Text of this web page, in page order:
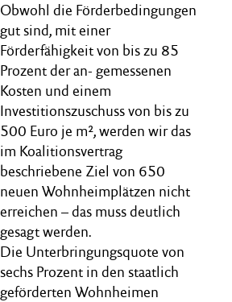
Obwohl die Förderbedingungen
gut sind, mit einer
Förderfähigkeit von bis zu 85
Prozent der an- gemessenen
Kosten und einem
Investitionszuschuss von bis zu
500 Euro je m², werden wir das
im Koalitionsvertrag
beschriebene Ziel von 650
neuen Wohnheimplätzen nicht
erreichen – das muss deutlich
gesagt werden.
Die Unterbringungsquote von
sechs Prozent in den staatlich
geförderten Wohnheimen